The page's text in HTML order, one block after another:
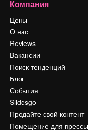
Компания
Цены
О нас
Reviews
Вакансии
Поиск тенденций
Блог
События
Slidesgo
Продайте свой контент
Помещение для прессы